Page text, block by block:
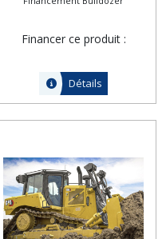
Financer ce produit :
Détails